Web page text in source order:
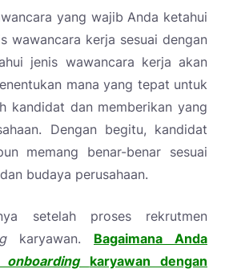
yang wajib Anda ketahui
wawancara kerja sesuai dengan
jenis wawancara kerja akan
mana yang tepat untuk
kandidat dan memberikan yang
Dengan begitu, kandidat
memang benar-benar sesuai
budaya perusahaan.
setelah proses rekrutmen
karyawan. Bagaimana Anda
onboarding karyawan dengan